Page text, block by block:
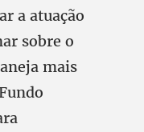
a atuação
sobre o
mais